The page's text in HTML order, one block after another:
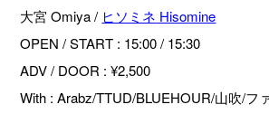
大宮 Omiya / ヒソミネ Hisomine
OPEN / START : 15:00 / 15:30
ADV / DOOR : ¥2,500
With : Arabz/TTUD/BLUEHOUR/山吹/フ